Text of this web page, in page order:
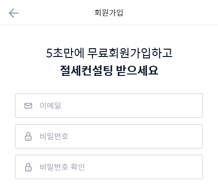
회원가입
5초만에 무료회원가입하고
절세컨설팅 받으세요